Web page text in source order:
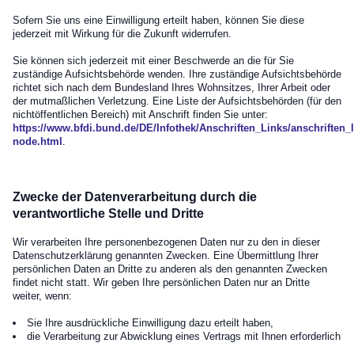
Sofern Sie uns eine Einwilligung erteilt haben, können Sie diese
jederzeit mit Wirkung für die Zukunft widerrufen.
Sie können sich jederzeit mit einer Beschwerde an die für Sie
zuständige Aufsichtsbehörde wenden. Ihre zuständige Aufsichtsbehörde
richtet sich nach dem Bundesland Ihres Wohnsitzes, Ihrer Arbeit oder
der mutmaßlichen Verletzung. Eine Liste der Aufsichtsbehörden (für den
nichtöffentlichen Bereich) mit Anschrift finden Sie unter:
https://www.bfdi.bund.de/DE/Infothek/Anschriften_Links/
node.html .
Zwecke der Datenverarbeitung durch die
verantwortliche Stelle und Dritte
Wir verarbeiten Ihre personenbezogenen Daten nur zu den in dieser
Datenschutzerklärung genannten Zwecken. Eine Übermittlung Ihrer
persönlichen Daten an Dritte zu anderen als den genannten Zwecken
findet nicht statt. Wir geben Ihre persönlichen Daten nur an Dritte
weiter, wenn:
Sie Ihre ausdrückliche Einwilligung dazu erteilt haben,
die Verarbeitung zur Abwicklung eines Vertrags mit Ihnen erforderlich